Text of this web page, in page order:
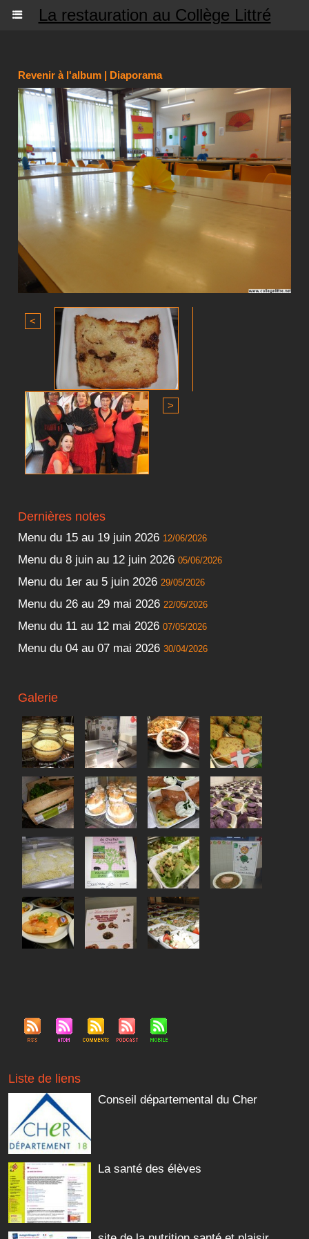
La restauration au Collège Littré
Revenir à l'album | Diaporama
<
>
Dernières notes
Menu du 15 au 19 juin 2026 12/06/2026
Menu du 8 juin au 12 juin 2026 05/06/2026
Menu du 1er au 5 juin 2026 29/05/2026
Menu du 26 au 29 mai 2026 22/05/2026
Menu du 11 au 12 mai 2026 07/05/2026
Menu du 04 au 07 mai 2026 30/04/2026
Galerie
Liste de liens
Conseil départemental du Cher
La santé des élèves